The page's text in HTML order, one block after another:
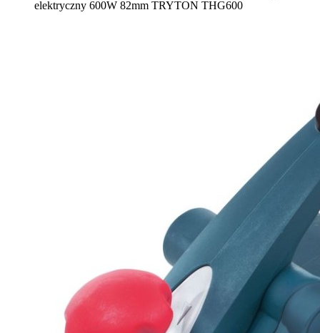
elektryczny 600W 82mm TRYTON THG600